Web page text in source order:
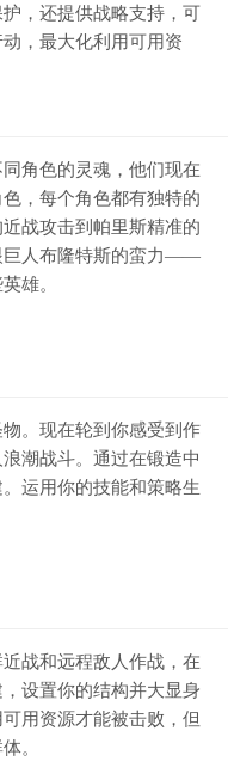
，还提供战略支持，可
，最大化利用可用资
角色的灵魂，他们现在
，每个角色都有独特的
战攻击到帕里斯精准的
巨人布隆特斯的蛮力——
雄。
。现在轮到你感受到作
潮战斗。通过在锻造中
运用你的技能和策略生
战和远程敌人作战，在
设置你的结构并大显身
用资源才能被击败，但
。